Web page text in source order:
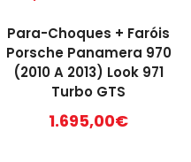
Para-Choques + Faróis
Porsche Panamera 970
(2010 A 2013) Look 971
Turbo GTS
1.695,00€